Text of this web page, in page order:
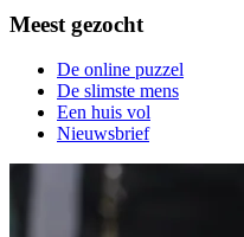
Meest gezocht
De online puzzel
De slimste mens
Een huis vol
Nieuwsbrief